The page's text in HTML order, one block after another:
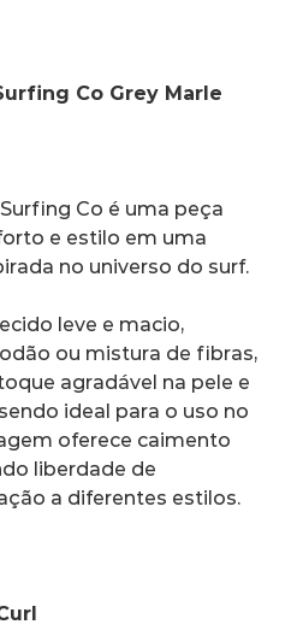
Co Grey Marle
Co é uma peça
e estilo em uma
no universo do surf.
leve e macio,
ou mistura de fibras,
agradável na pele e
ideal para o uso no
oferece caimento
liberdade de
a diferentes estilos.